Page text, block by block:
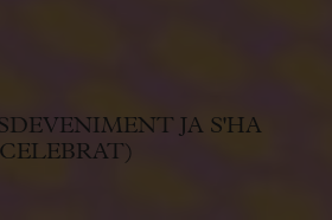
JA S'HA
CELEBRAT)